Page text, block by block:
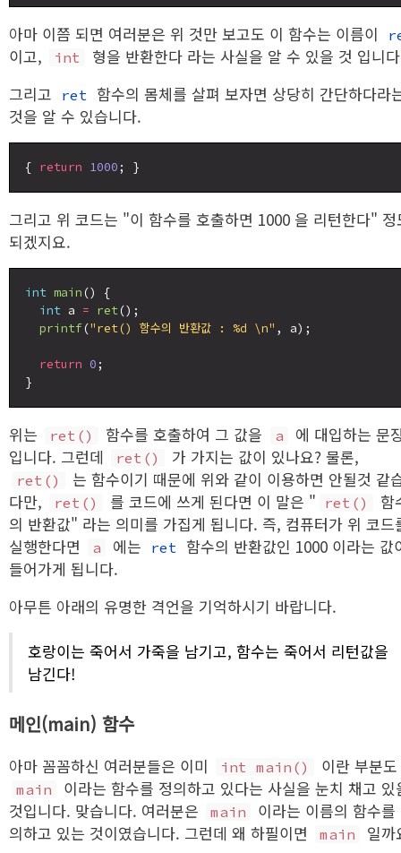
아마 이쯤 되면 여러분은 위 것만 보고도 이 함수는 이름이
이고, int
형을 반환한다 라는 사실을 알 수 있을 것 입니
그리고
ret
함수의 몸체를 살펴 보자면 상당히 간단하다라
것을 알 수 있습니다.
{ return 1000
그리고 위 코드는 "이 함수를 호출하면 1000 을 리턴한다" 정
되겠지요.
int main () {
int a = ret();
printf ("ret() 함수의 반환값 : %d \n" , a);
return 0 ;
위는 ret() 함수를 호출하여 그 값을 a
에 대입하는 문
입니다. 그런데
ret() 가 가지는 값이 있나요? 물론,
ret()
는 함수이기 때문에 위와 같이 이용하면 안될것 같
다만,
ret() 를 코드에 쓰게 된다면 이 말은 " ret()
함
의 반환값" 라는 의미를 가집게 됩니다. 즉, 컴퓨터가 위 코드
실행한다면
a 에는 ret
함수의 반환값인 1000 이라는 값
들어가게 됩니다.
아무튼 아래의 유명한 격언을 기억하시기 바랍니다.
호랑이는 죽어서 가죽을 남기고, 함수는 죽어서 리턴값을
남긴다!
메인(main) 함수
아마 꼼꼼하신 여러분들은 이미 int main() 이란 부분도
main
이라는 함수를 정의하고 있다는 사실을 눈치 채고 있
것입니다. 맞습니다. 여러분은
main
이라는 이름의 함수를
의하고 있는 것이였습니다. 그런데 왜 하필이면
main
일까